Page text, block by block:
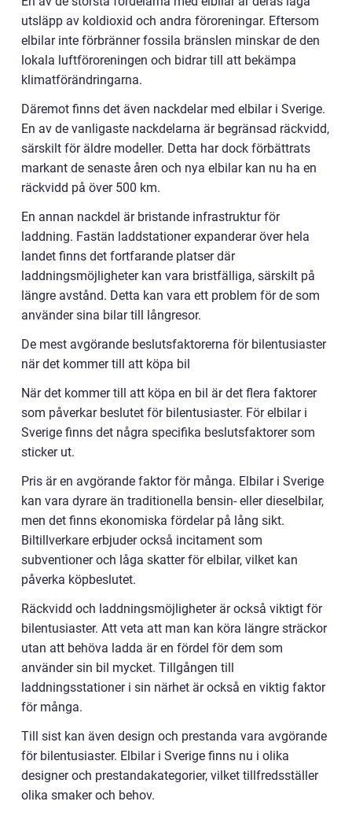
utsläpp av koldioxid och andra föroreningar. Eftersom
elbilar inte förbränner fossila bränslen minskar de den
lokala luftföroreningen och bidrar till att bekämpa
klimatförändringarna.
Däremot finns det även nackdelar med elbilar i Sverige.
En av de vanligaste nackdelarna är begränsad räckvidd,
särskilt för äldre modeller. Detta har dock förbättrats
markant de senaste åren och nya elbilar kan nu ha en
räckvidd på över 500 km.
En annan nackdel är bristande infrastruktur för
laddning. Fastän laddstationer expanderar över hela
landet finns det fortfarande platser där
laddningsmöjligheter kan vara bristfälliga, särskilt på
längre avstånd. Detta kan vara ett problem för de som
använder sina bilar till långresor.
De mest avgörande beslutsfaktorerna för bilentusiaster
när det kommer till att köpa bil
När det kommer till att köpa en bil är det flera faktorer
som påverkar beslutet för bilentusiaster. För elbilar i
Sverige finns det några specifika beslutsfaktorer som
sticker ut.
Pris är en avgörande faktor för många. Elbilar i Sverige
kan vara dyrare än traditionella bensin- eller dieselbilar,
men det finns ekonomiska fördelar på lång sikt.
Biltillverkare erbjuder också incitament som
subventioner och låga skatter för elbilar, vilket kan
påverka köpbeslutet.
Räckvidd och laddningsmöjligheter är också viktigt för
bilentusiaster. Att veta att man kan köra längre sträckor
utan att behöva ladda är en fördel för dem som
använder sin bil mycket. Tillgången till
laddningsstationer i sin närhet är också en viktig faktor
för många.
Till sist kan även design och prestanda vara avgörande
för bilentusiaster. Elbilar i Sverige finns nu i olika
designer och prestandakategorier, vilket tillfredsställer
olika smaker och behov.